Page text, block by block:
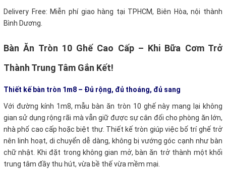
Delivery Free: Miễn phí giao hàng tại TPHCM, Biên Hòa, nội thành
Bình Dương.
Bàn Ăn Tròn 10 Ghế Cao Cấp – Khi Bữa Cơm Trở
Thành Trung Tâm Gắn Kết!
Thiết kế bàn tròn 1m8 – Đủ rộng, đủ thoáng, đủ sang
Với đường kính 1m8, mẫu bàn ăn tròn 10 ghế này mang lại không
gian sử dụng rộng rãi mà vẫn giữ được sự cân đối cho phòng ăn lớn,
nhà phố cao cấp hoặc biệt thự. Thiết kế tròn giúp việc bố trí ghế trở
nên linh hoạt, di chuyển dễ dàng, không bị vướng góc cạnh như bàn
chữ nhật. Khi đặt trong không gian mở, bàn ăn trở thành một khối
trung tâm đầy thu hút, vừa bề thế vừa mềm mại.